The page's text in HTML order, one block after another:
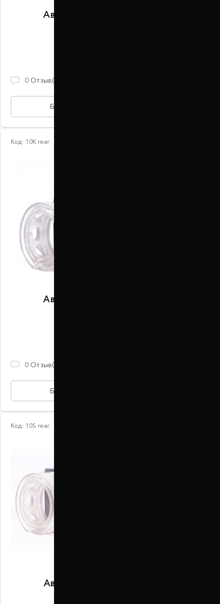
Автобаферы размер E задние
0 Отзыв(ов)
БЫСТРАЯ ПОКУПКА
Код: 10К rear
Автобаферы размер K задние
0 Отзыв(ов)
БЫСТРАЯ ПОКУПКА
Код: 10S rear
Автобаферы размер S задние